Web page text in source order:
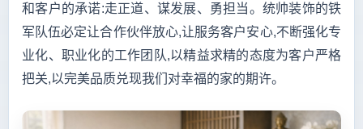
和客户的承诺:走正道、谋发展、勇担当。统帅装饰的铁
军队伍必定让合作伙伴放心,让服务客户安心,不断强化专
业化、职业化的工作团队,以精益求精的态度为客户严格
把关,以完美品质兑现我们对幸福的家的期许。